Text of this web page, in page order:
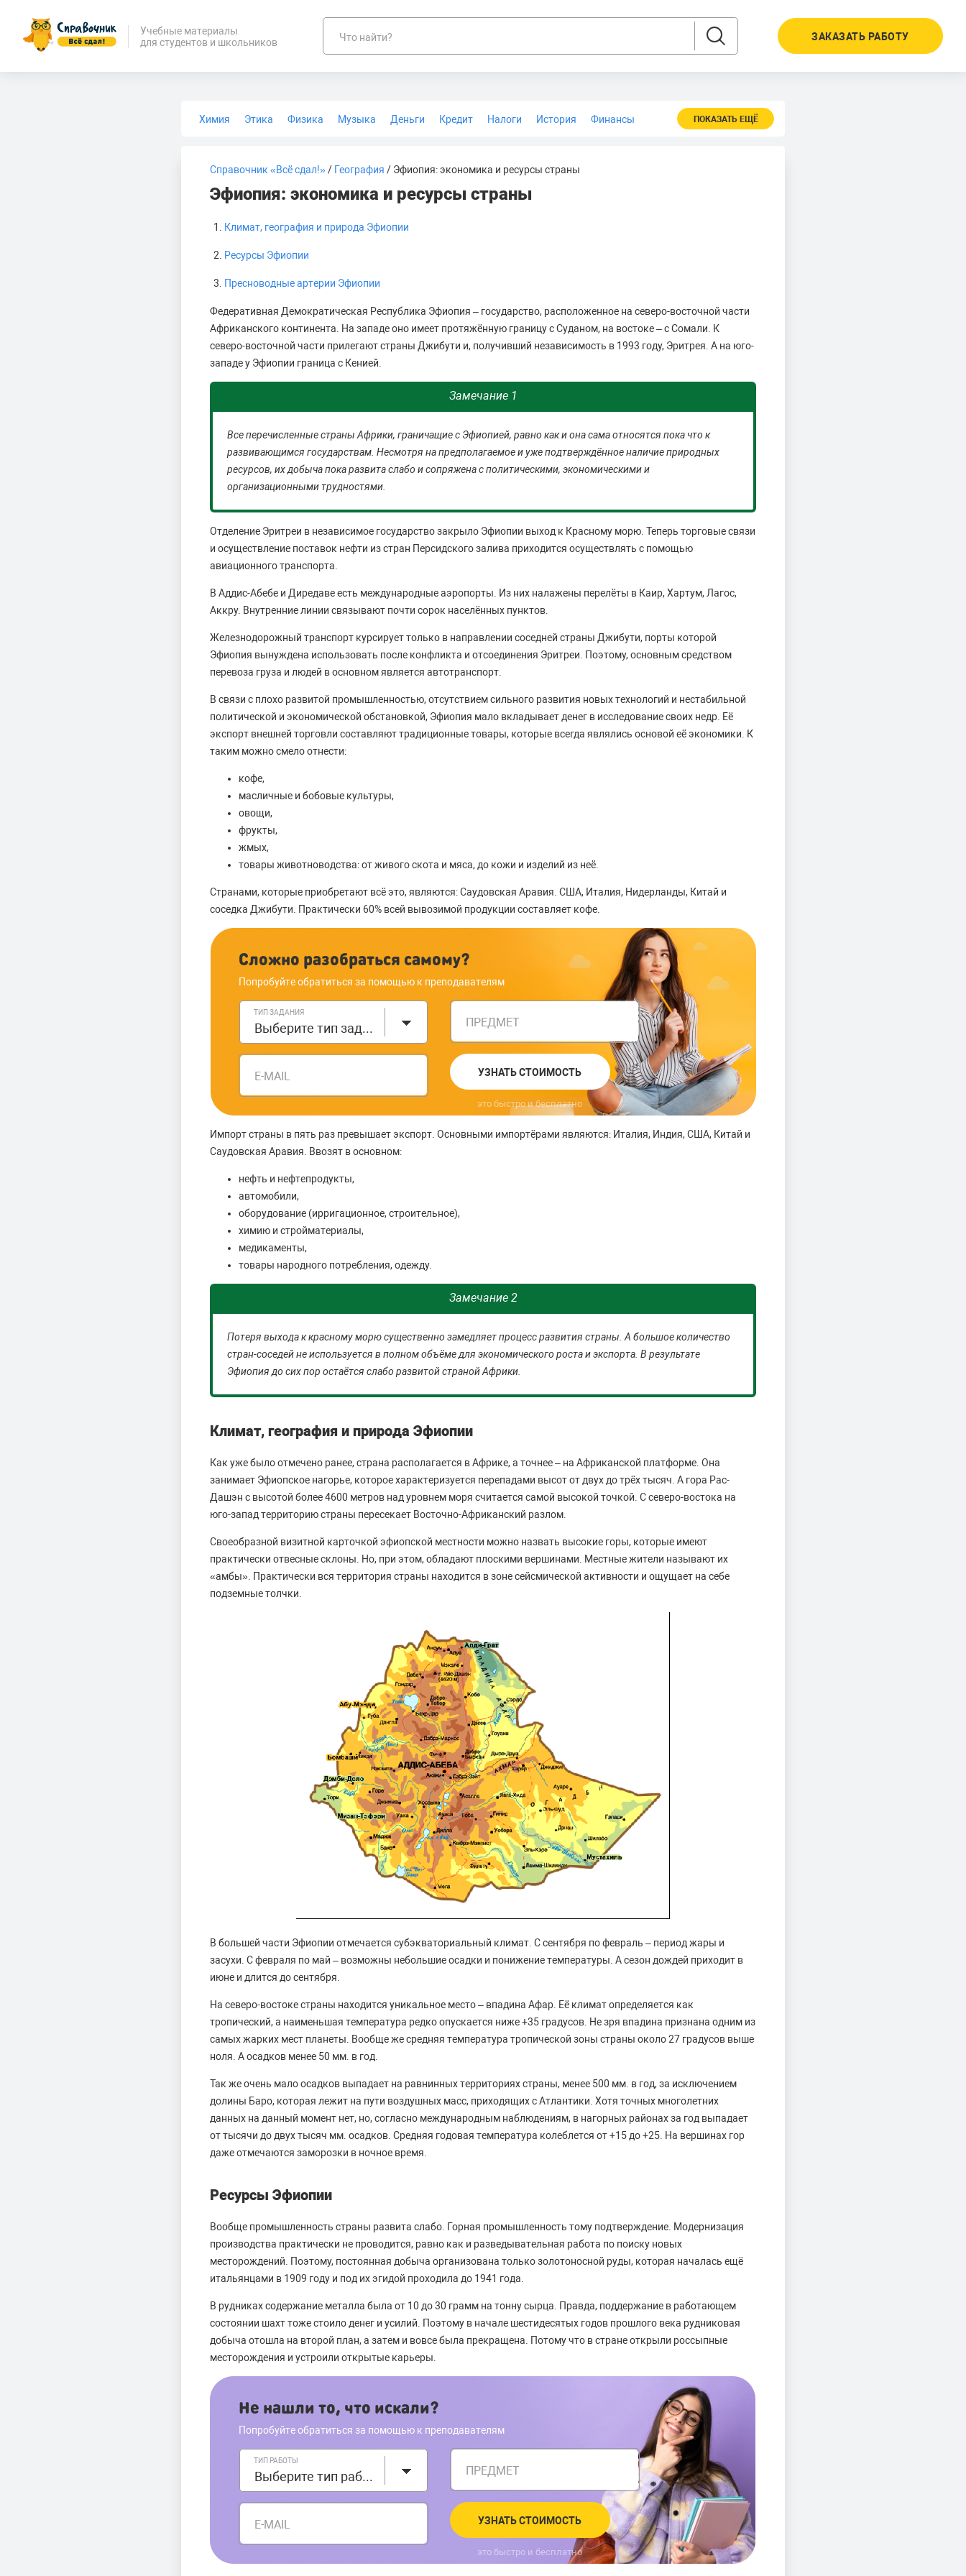
Учебные материалы
для студентов и школьников
Что найти? ЗАКАЗАТЬ РАБОТУ
Химия Этика Физика Музыка Деньги Кредит Налоги История
Финансы
ПОКАЗАТЬ ЕЩЁ
Справочник «Всё сдал!»/ География / Эфиопия: экономика и ресурсы страны
Эфиопия: экономика и ресурсы страны
Климат, география и природа Эфиопии
Ресурсы Эфиопии
Пресноводные артерии Эфиопии
Федеративная Демократическая Республика Эфиопия – государство, расположенное на северо-восточной части
Африканского континента. На западе оно имеет протяжённую границу с Суданом, на востоке – с Сомали. К
северо-восточной части прилегают страны Джибути и, получивший независимость в 1993 году, Эритрея. А на юго-
западе у Эфиопии граница с Кенией.
Замечание 1
Все перечисленные страны Африки, граничащие с Эфиопией, равно как и она сама относятся пока что к
развивающимся государствам. Несмотря на предполагаемое и уже подтверждённое наличие природных
ресурсов, их добыча пока развита слабо и сопряжена с политическими, экономическими и
организационными трудностями.
Отделение Эритреи в независимое государство закрыло Эфиопии выход к Красному морю. Теперь торговые связи
и осуществление поставок нефти из стран Персидского залива приходится осуществлять с помощью
авиационного транспорта.
В Аддис-Абебе и Диредаве есть международные аэропорты. Из них налажены перелёты в Каир, Хартум, Лагос,
Аккру. Внутренние линии связывают почти сорок населённых пунктов.
Железнодорожный транспорт курсирует только в направлении соседней страны Джибути, порты которой
Эфиопия вынуждена использовать после конфликта и отсоединения Эритреи. Поэтому, основным средством
перевоза груза и людей в основном является автотранспорт.
В связи с плохо развитой промышленностью, отсутствием сильного развития новых технологий и нестабильной
политической и экономической обстановкой, Эфиопия мало вкладывает денег в исследование своих недр. Её
экспорт внешней торговли составляют традиционные товары, которые всегда являлись основой её экономики. К
таким можно смело отнести:
кофе,
масличные и бобовые культуры,
овощи,
фрукты,
жмых,
товары животноводства: от живого скота и мяса, до кожи и изделий из неё.
Странами, которые приобретают всё это, являются: Саудовская Аравия. США, Италия, Нидерланды, Китай и
соседка Джибути. Практически 60% всей вывозимой продукции составляет кофе.
Сложно разобраться самому?
Попробуйте обратиться за помощью к преподавателям
ТИП ЗАДАНИЯ
Выберите тип задания ПРЕДМЕТ
E-MAIL УЗНАТЬ СТОИМОСТЬ
это быстро и бесплатно
Импорт страны в пять раз превышает экспорт. Основными импортёрами являются: Италия, Индия, США, Китай и
Саудовская Аравия. Ввозят в основном:
нефть и нефтепродукты,
автомобили,
оборудование (ирригационное, строительное),
химию и стройматериалы,
медикаменты,
товары народного потребления, одежду.
Замечание 2
Потеря выхода к красному морю существенно замедляет процесс развития страны. А большое количество
стран-соседей не используется в полном объёме для экономического роста и экспорта. В результате
Эфиопия до сих пор остаётся слабо развитой страной Африки.
Климат, география и природа Эфиопии
Как уже было отмечено ранее, страна располагается в Африке, а точнее – на Африканской платформе. Она
занимает Эфиопское нагорье, которое характеризуется перепадами высот от двух до трёх тысяч. А гора Рас-
Дашэн с высотой более 4600 метров над уровнем моря считается самой высокой точкой. С северо-востока на
юго-запад территорию страны пересекает Восточно-Африканский разлом.
Своеобразной визитной карточкой эфиопской местности можно назвать высокие горы, которые имеют
практически отвесные склоны. Но, при этом, обладают плоскими вершинами. Местные жители называют их
«амбы». Практически вся территория страны находится в зоне сейсмической активности и ощущает на себе
подземные толчки.
В большей части Эфиопии отмечается субэкваториальный климат. С сентября по февраль – период жары и
засухи. С февраля по май – возможны небольшие осадки и понижение температуры. А сезон дождей приходит в
июне и длится до сентября.
На северо-востоке страны находится уникальное место – впадина Афар. Её климат определяется как
тропический, а наименьшая температура редко опускается ниже +35 градусов. Не зря впадина признана одним из
самых жарких мест планеты. Вообще же средняя температура тропической зоны страны около 27 градусов выше
ноля. А осадков менее 50 мм. в год.
Так же очень мало осадков выпадает на равнинных территориях страны, менее 500 мм. в год, за исключением
долины Баро, которая лежит на пути воздушных масс, приходящих с Атлантики. Хотя точных многолетних
данных на данный момент нет, но, согласно международным наблюдениям, в нагорных районах за год выпадает
от тысячи до двух тысяч мм. осадков. Средняя годовая температура колеблется от +15 до +25. На вершинах гор
даже отмечаются заморозки в ночное время.
Ресурсы Эфиопии
Вообще промышленность страны развита слабо. Горная промышленность тому подтверждение. Модернизация
производства практически не проводится, равно как и разведывательная работа по поиску новых
месторождений. Поэтому, постоянная добыча организована только золотоносной руды, которая началась ещё
итальянцами в 1909 году и под их эгидой проходила до 1941 года.
В рудниках содержание металла была от 10 до 30 грамм на тонну сырца. Правда, поддержание в работающем
состоянии шахт тоже стоило денег и усилий. Поэтому в начале шестидесятых годов прошлого века рудниковая
добыча отошла на второй план, а затем и вовсе была прекращена. Потому что в стране открыли россыпные
месторождения и устроили открытые карьеры.
Не нашли то, что искали?
Попробуйте обратиться за помощью к преподавателям
ТИП РАБОТЫ
Выберите тип работы ПРЕДМЕТ
E-MAIL УЗНАТЬ СТОИМОСТЬ
это быстро и бесплатно